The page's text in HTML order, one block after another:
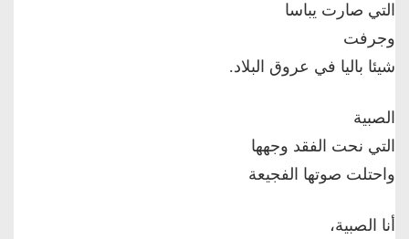
التي صارت يباسا
وجرفت
شيئا باليا في عروق البلاد.
الصبية
التي نحت الفقد وجهها
واحتلت صوتها الفجيعة
أنا الصبية،